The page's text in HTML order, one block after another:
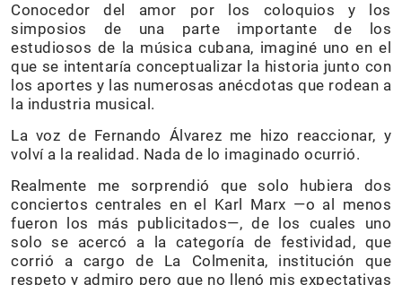
Conocedor del amor por los coloquios y los
simposios de una parte importante de los
estudiosos de la música cubana, imaginé uno en el
que se intentaría conceptualizar la historia junto con
los aportes y las numerosas anécdotas que rodean a
la industria musical.
La voz de Fernando Álvarez me hizo reaccionar, y
volví a la realidad. Nada de lo imaginado ocurrió.
Realmente me sorprendió que solo hubiera dos
conciertos centrales en el Karl Marx —o al menos
fueron los más publicitados—, de los cuales uno
solo se acercó a la categoría de festividad, que
corrió a cargo de La Colmenita, institución que
respeto y admiro pero que no llenó mis expectativas